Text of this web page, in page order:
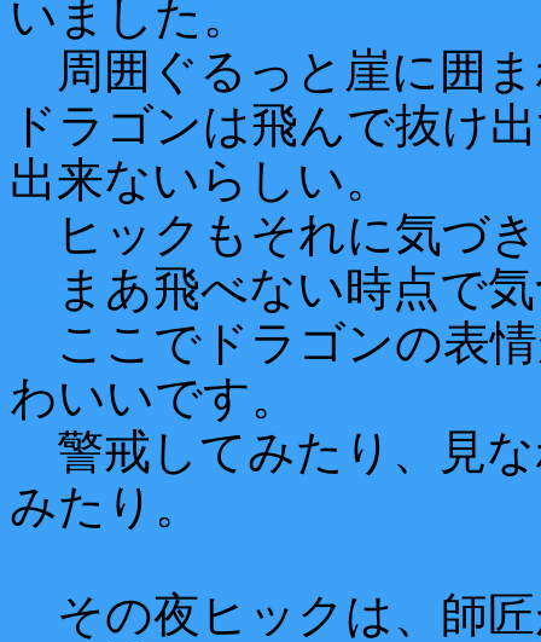
いました。
周囲ぐるっと崖に囲
ドラゴンは飛んで抜け
出来ないらしい。
ヒックもそれに気づ
まあ飛べない時点で
ここでドラゴンの表
わいいです。
警戒してみたり、見
みたり。
その夜ヒックは、師